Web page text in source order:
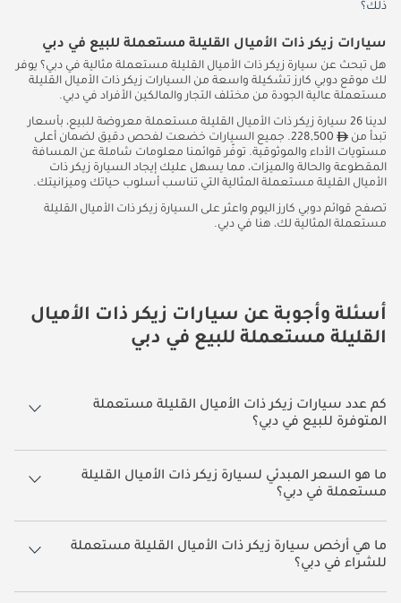
ذلك؟
سيارات زيكر ذات الأميال القليلة مستعملة للبيع في دبي
هل تبحث عن سيارة زيكر ذات الأميال القليلة مستعملة مثالية في دبي؟ يوفر
لك موقع دوبي كارز تشكيلة واسعة من السيارات زيكر ذات الأميال القليلة
مستعملة عالية الجودة من مختلف التجار والمالكين الأفراد في دبي.
لدينا 26 سيارة زيكر ذات الأميال القليلة مستعملة معروضة للبيع، بأسعار
تبدأ من
228,500. جميع السيارات خضعت لفحص دقيق لضمان أعلى
مستويات الأداء والموثوقية. توفّر قوائمنا معلومات شاملة عن المسافة
المقطوعة والحالة والميزات، مما يسهل عليك إيجاد السيارة زيكر ذات
الأميال القليلة مستعملة المثالية التي تناسب أسلوب حياتك وميزانيتك.
تصفح قوائم دوبي كارز اليوم واعثر على السيارة زيكر ذات الأميال القليلة
مستعملة المثالية لك، هنا في دبي.
أسئلة وأجوبة عن سيارات زيكر ذات الأميال
القليلة مستعملة للبيع في دبي
كم عدد سيارات زيكر ذات الأميال القليلة مستعملة
المتوفرة للبيع في دبي؟
هناك 26 سيارة زيكر ذات الأميال القليلة مستعملة متوفرة للبيع في دبي.
ما هو السعر المبدئي لسيارة زيكر ذات الأميال القليلة
مستعملة في دبي؟
يبدأ سعر سيارة زيكر ذات الأميال القليلة مستعملة في دبي من 228,500.
​​ما هي أرخص سيارة زيكر ذات الأميال القليلة مستعملة
للشراء في دبي؟
أرخص سيارة زيكر ذات الأميال القليلة بناءً على القوائم المتاحة حالياً هي زيكر